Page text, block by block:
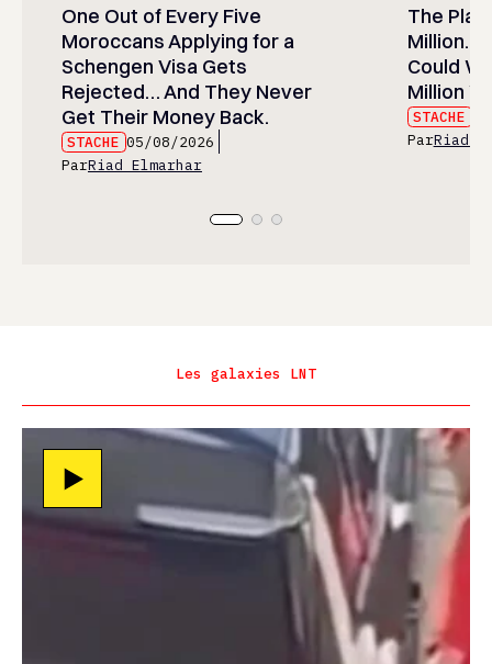
One Out of Every Five
Moroccans Applying for a
Schengen Visa Gets
Rejected… And They Never
Get Their Money Back.
STACHE 05/08/2026
ParRiad Elmarhar
The
Million…
Could
Million
STACHE
ParRiad
Les galaxies LNT